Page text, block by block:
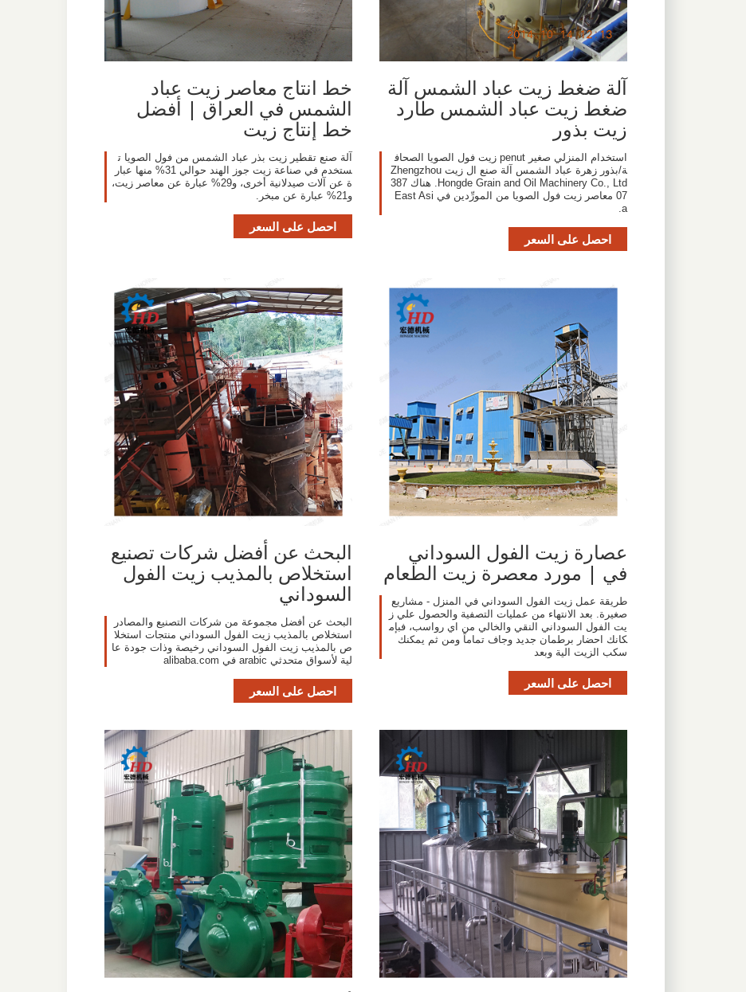
آلة ضغط زيت عباد الشمس آلة
ضغط زيت عباد الشمس طارد
زيت بذور
استخدام المنزلي صغير penut زيت فول الصويا الصحاف
ة/بذور زهرة عباد الشمس آلة صنع ال زيت Zhengzhou
Hongde Grain and Oil Machinery Co., Ltd. هناك 387
07 معاصر زيت فول الصويا من المورِّدين في East Asi
a.
احصل على السعر
خط انتاج معاصر زيت عباد
الشمس في العراق | أفضل
خط إنتاج زيت
آلة صنع تقطير زيت بذر عباد الشمس من فول الصويا ت
ستخدم في صناعة زيت جوز الهند حوالي 31% منها عبار
ة عن آلات صيدلانية أخرى، و29% عبارة عن معاصر زيت،
و21% عبارة عن مبخر.
احصل على السعر
عصارة زيت الفول السوداني
في | مورد معصرة زيت الطعام
طريقة عمل زيت الفول السوداني في المنزل - مشاريع
صغيرة. بعد الانتهاء من عمليات التصفية والحصول علي ز
يت الفول السوداني النقي والخالي من اي رواسب، فبإم
كانك احضار برطمان جديد وجاف تماماً ومن ثم يمكنك
سكب الزيت الية وبعد
احصل على السعر
البحث عن أفضل شركات تصنيع
استخلاص بالمذيب زيت الفول
السوداني
البحث عن أفضل مجموعة من شركات التصنيع والمصادر
استخلاص بالمذيب زيت الفول السوداني منتجات استخلا
ص بالمذيب زيت الفول السوداني رخيصة وذات جودة عا
لية لأسواق متحدثي arabic في alibaba.com
احصل على السعر